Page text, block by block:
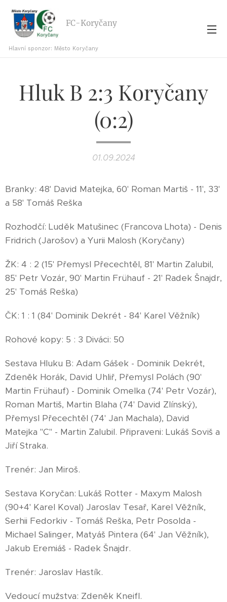
FC-Koryčany
Hlavní sponzor: Město Koryčany
Hluk B 2:3 Koryčany
(0:2)
01.09.2024
Branky: 48' David Matejka, 60' Roman Martiš - 11', 33'
a 58' Tomáš Reška
Rozhodčí: Luděk Matušinec (Francova Lhota) - Denis
Fridrich (Jarošov) a Yurii Malosh (Koryčany)
ŽK: 4 : 2 (15' Přemysl Přecechtěl, 81' Martin Zalubil,
85' Petr Vozár, 90' Martin Frühauf - 21' Radek Šnajdr,
25' Tomáš Reška)
ČK: 1 : 1 (84' Dominik Dekrét - 84' Karel Věžník)
Rohové kopy: 5 : 3 Diváci: 50
Sestava Hluku B: Adam Gášek - Dominik Dekrét,
Zdeněk Horák, David Uhliř, Přemysl Polách (90'
Martin Frühauf) - Dominik Omelka (74' Petr Vozár),
Roman Martiš, Martin Blaha (74' David Zlínský),
Přemysl Přecechtěl (74' Jan Machala), David
Matejka "C" - Martin Zalubil. Připraveni: Lukáš Soviš a
Jiří Straka.
Trenér: Jan Miroš.
Sestava Koryčan: Lukáš Rotter - Maxym Malosh
(90+4' Karel Koval) Jaroslav Tesař, Karel Věžník,
Serhii Fedorkiv - Tomáš Reška, Petr Posolda -
Michael Salinger, Matyáš Pintera (64' Jan Věžník),
Jakub Eremiáš - Radek Šnajdr.
Trenér: Jaroslav Hastík.
Vedoucí mužstva: Zdeněk Kneifl.